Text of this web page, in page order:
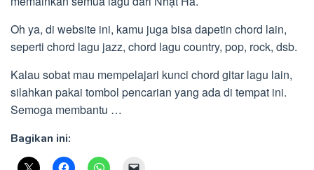
Oh ya, di website ini, kamu juga bisa dapetin chord lain,
seperti chord lagu jazz, chord lagu country, pop, rock, dsb.
Kalau sobat mau mempelajari kunci chord gitar lagu lain,
silahkan pakai tombol pencarian yang ada di tempat ini.
Semoga membantu …
Bagikan ini: